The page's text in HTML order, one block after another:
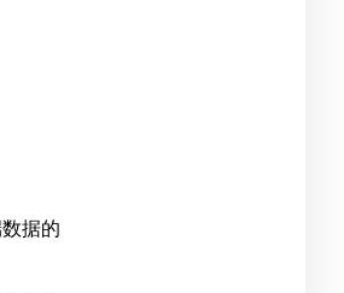
据的